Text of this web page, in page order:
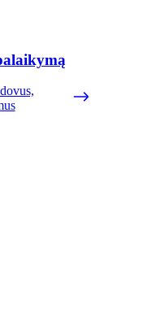
atitinka
ir žvaigždučių